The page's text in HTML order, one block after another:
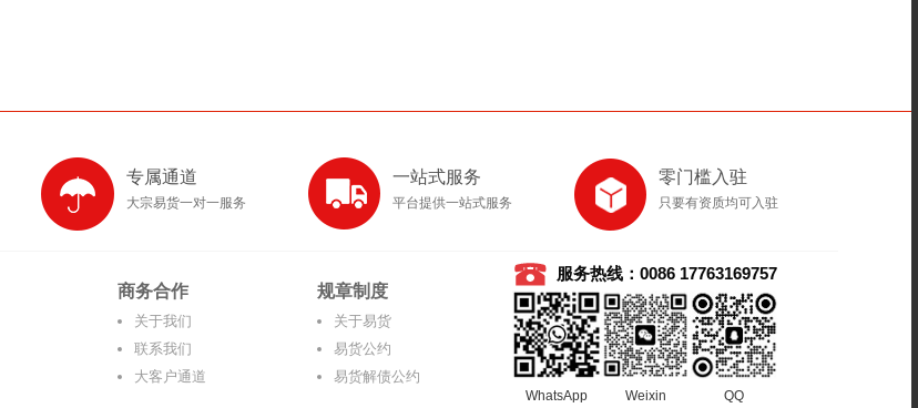
专属通道
大宗易货一对一服务
一站式服务
平台提供一站式服务
零门槛入驻
只要有资质均可入驻
商务合作
关于我们
联系我们
大客户通道
规章制度
关于易货
易货公约
易货解债公约
服务热线：0086 17763169757
WhatsApp Weixin QQ